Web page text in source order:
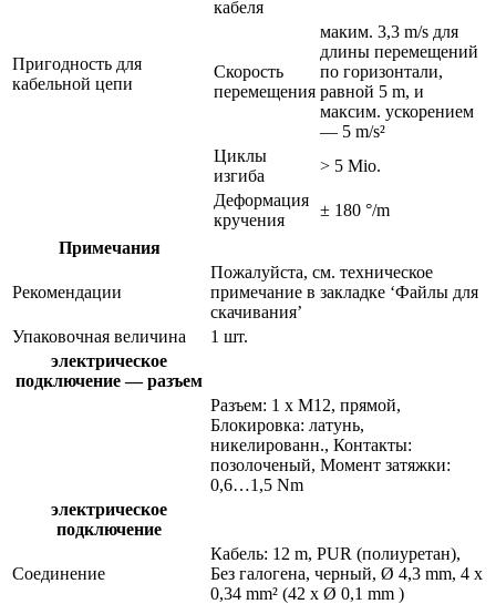
Пригодность для
кабельной цепи
кабеля
Скорость
перемещения
маким. 3,3 m/s для
длины перемещений
по горизонтали,
равной 5 m, и
максим. ускорением
— 5 m/s²
Циклы
изгиба
> 5 Mio.
Деформация
кручения
± 180 °/m
Примечания
Рекомендации
Пожалуйста, см. техническое
примечание в закладке ‘Файлы для
скачивания’
Упаковочная величина
1 шт.
электрическое
подключение — разъем
Разъем: 1 x M12, прямой,
Блокировка: латунь,
никелированн., Контакты:
позолоченый, Момент затяжки:
0,6…1,5 Nm
электрическое
подключение
Соединение
Кабель: 12 m, PUR (полиуретан),
Без галогена, черный, Ø 4,3 mm, 4 x
0,34 mm² (42 x Ø 0,1 mm )